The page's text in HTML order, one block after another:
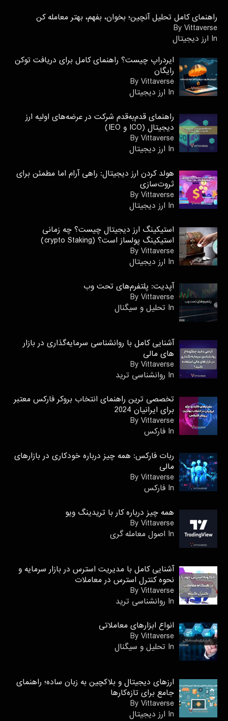
راهنمای کامل تحلیل آنچین؛ بخوان، بفهم، بهتر معامله کن
By Vittaverse
In ارز دیجیتال
ایردراپ چیست؟ راهنمای کامل برای دریافت توکن
رایگان
By Vittaverse
In ارز دیجیتال
راهنمای قدم‌به‌قدم شرکت در عرضه‌های اولیه ارز
دیجیتال (ICO و IEO)
By Vittaverse
In ارز دیجیتال
هولد کردن ارز دیجیتال: راهی آرام اما مطمئن برای
ثروت‌سازی
By Vittaverse
In ارز دیجیتال
استیکینگ ارز دیجیتال چیست؟ چه زمانی
استیکینگ پولساز است؟ (crypto Staking)
By Vittaverse
In ارز دیجیتال
آپدیت: پلتفرم‌های تحت وب
By Vittaverse
In تحلیل و سیگنال
آشنایی کامل با روانشناسی سرمایه‌گذاری در بازار
های مالی
By Vittaverse
In روانشناسى ترید
تخصصی ترین راهنمای انتخاب بروکر فارکس معتبر
برای ایرانیان 2024
By Vittaverse
In فاركس
ربات فارکس: همه چیز درباره خودکاری در بازارهای
مالی
By Vittaverse
In فاركس
همه چیز درباره کار با تریدینگ ویو
By Vittaverse
In اصول معامله گرى
آشنایی کامل با مدیریت استرس در بازار سرمایه و
نحوه کنترل استرس در معاملات
By Vittaverse
In روانشناسى ترید
انواع ابزارهای معاملاتی
By Vittaverse
In تحلیل و سیگنال
ارزهای دیجیتال و بلاکچین به زبان ساده؛ راهنمای
جامع برای تازه‌کارها
By Vittaverse
In ارز دیجیتال